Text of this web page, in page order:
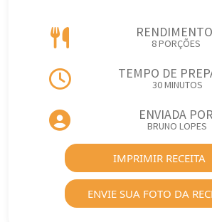
8 PORÇÕES
TEMPO DE
30 MINUTOS
ENVIADA
BRUNO LOPES
IMPRIMIR RECEITA
ENVIE SUA FOTO DA